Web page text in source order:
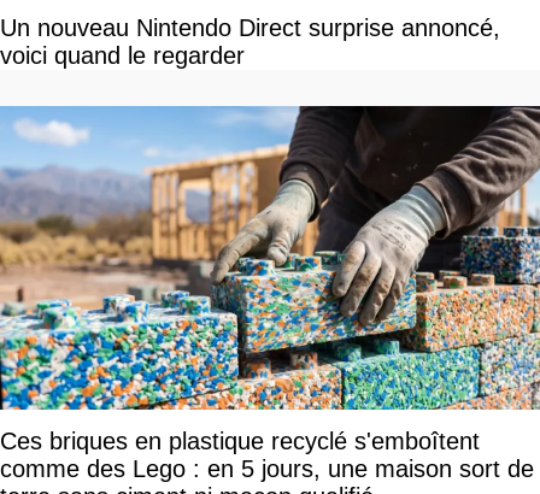
Un nouveau Nintendo Direct surprise annoncé,
voici quand le regarder
Ces briques en plastique recyclé s'emboîtent
comme des Lego : en 5 jours, une maison sort de